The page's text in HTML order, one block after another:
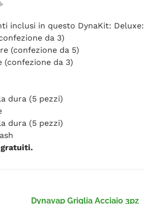
inclusi in questo DynaKit: Deluxe:
da 3)
(confezione da 5)
(confezione da 3)
dura (5 pezzi)
dura (5 pezzi)
Dynavap Griglia Acciaio 3pz